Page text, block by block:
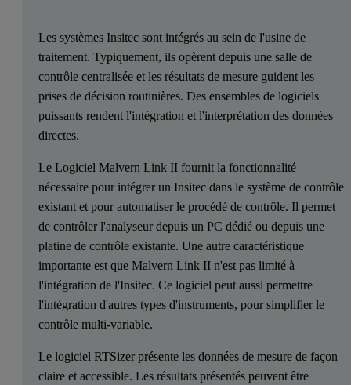
Les systèmes Insitec sont intégrés au sein de l'usine de
traitement. Typiquement, ils opèrent depuis une salle de
contrôle centralisée et les résultats de mesure guident les
prises de décision routinières. Des ensembles de logiciels
puissants rendent l'intégration et l'interprétation des données
directes.
Le Logiciel Malvern Link II fournit la fonctionnalité
nécessaire pour intégrer un Insitec dans le système de contrôle
existant et pour automatiser le procédé de contrôle. Il permet
de contrôler l'analyseur depuis un PC dédié ou depuis une
platine de contrôle existante. Une autre caractéristique
importante est que Malvern Link II n'est pas limité à
l'intégration de l'Insitec. Ce logiciel peut aussi permettre
l'intégration d'autres types d'instruments, pour simplifier le
contrôle multi-variable.
Le logiciel RTSizer présente les données de mesure de façon
claire et accessible. Les résultats présentés peuvent être